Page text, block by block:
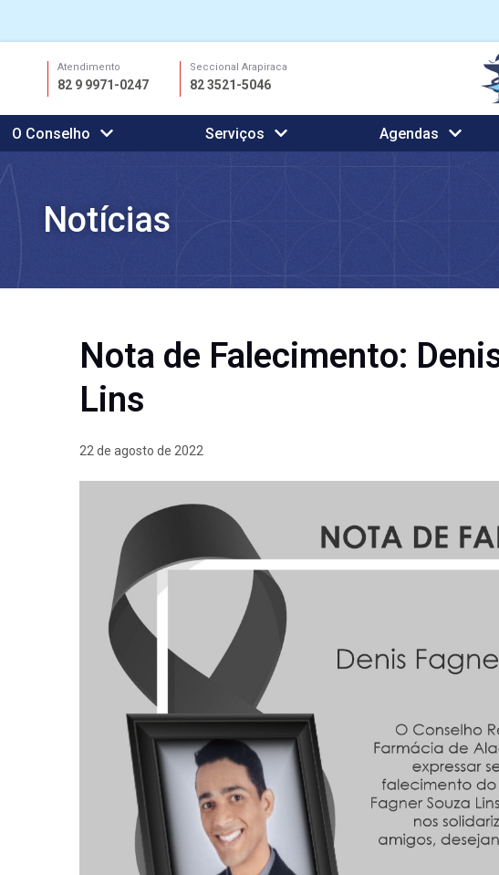
conteúdo
Atendimento
82 9 9971-0247
Seccional Arapiraca
82 3521-5046
O Conselho Serviços Agendas
Notícias
Nota de Falecimento:
Lins
22 de agosto de 2022